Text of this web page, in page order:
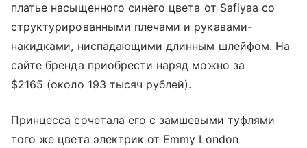
платье насыщенного синего цвета от Safiyaa со
структурированными плечами и рукавами-
накидками, ниспадающими длинным шлейфом. На
сайте бренда приобрести наряд можно за
$2165 (около 193 тысяч рублей).
Принцесса сочетала его с замшевыми туфлями
того же цвета электрик от Emmy London